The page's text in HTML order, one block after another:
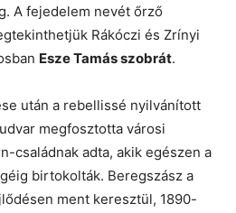
A fejedelem nevét őrző
Rákóczi és Zrínyi
Esze Tamás szobrát.
után a rebellissé nyilvánított
megfosztotta városi
családnak adta, akik egészen a
birtokolták. Beregszász a
ment keresztül, 1890-